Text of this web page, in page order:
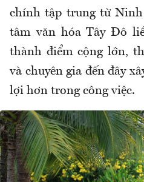
chính tập trung từ
tâm văn hóa Tây Đô
thành điểm cộng lớn,
và chuyên gia đến đây
lợi hơn trong công việc.